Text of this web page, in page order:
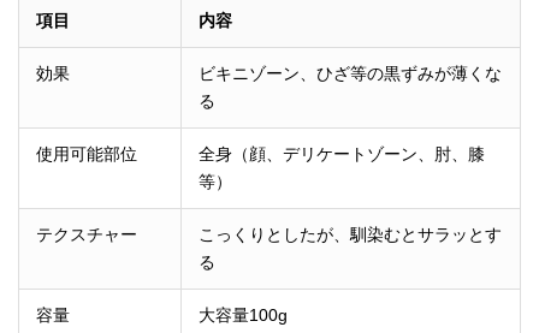
項目 内容
効果
ビキニゾーン、ひざ等の黒ずみが薄くな
る
使用可能部位
全身（顔、デリケートゾーン、肘、膝
等）
テクスチャー
こっくりとしたが、馴染むとサラッとす
る
容量 大容量100g